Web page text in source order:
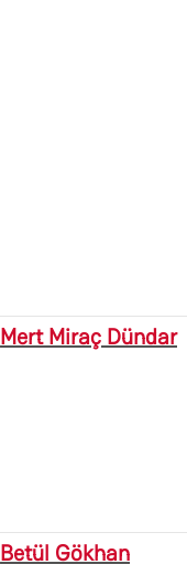
Mert Miraç Dündar
Betül Gökhan